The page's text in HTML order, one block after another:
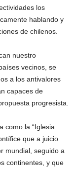
los
hablando y
de chilenos.
nuestro
vecinos, se
a los antivalores
capaces de
progresista.
como la “Iglesia
que a juicio
mundial, seguido a
continentes, y que